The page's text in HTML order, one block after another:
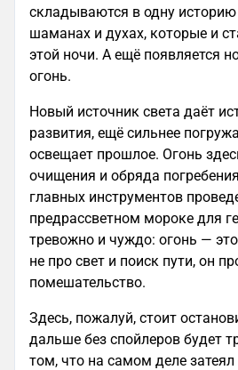
складываются в одну
шаманах и духах, которые и
этой ночи. А ещё появляется
огонь.
Новый источник света даёт
развития, ещё сильнее
освещает прошлое. Огонь
очищения и обряда
главных инструментов
предрассветном мороке для
тревожно и чуждо: огонь —
не про свет и поиск пути, он
помешательство.
Здесь, пожалуй, стоит
дальше без спойлеров будет
том, что на самом деле